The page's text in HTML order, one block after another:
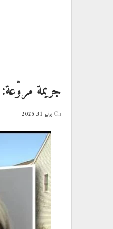
جريمة
On يوليو 31, 2025